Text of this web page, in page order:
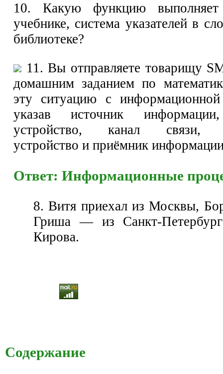
10. Какую функцию выполняет
учебнике, система указателей в
библиотеке?
11. Вы отправляете товарищу
домашним заданием по
эту ситуацию с
указав источник
устройство, канал связи,
устройство и приёмник
Ответ: Информационные
8. Витя приехал из Москвы,
Гриша — из Санкт-
Кирова.
Содержание